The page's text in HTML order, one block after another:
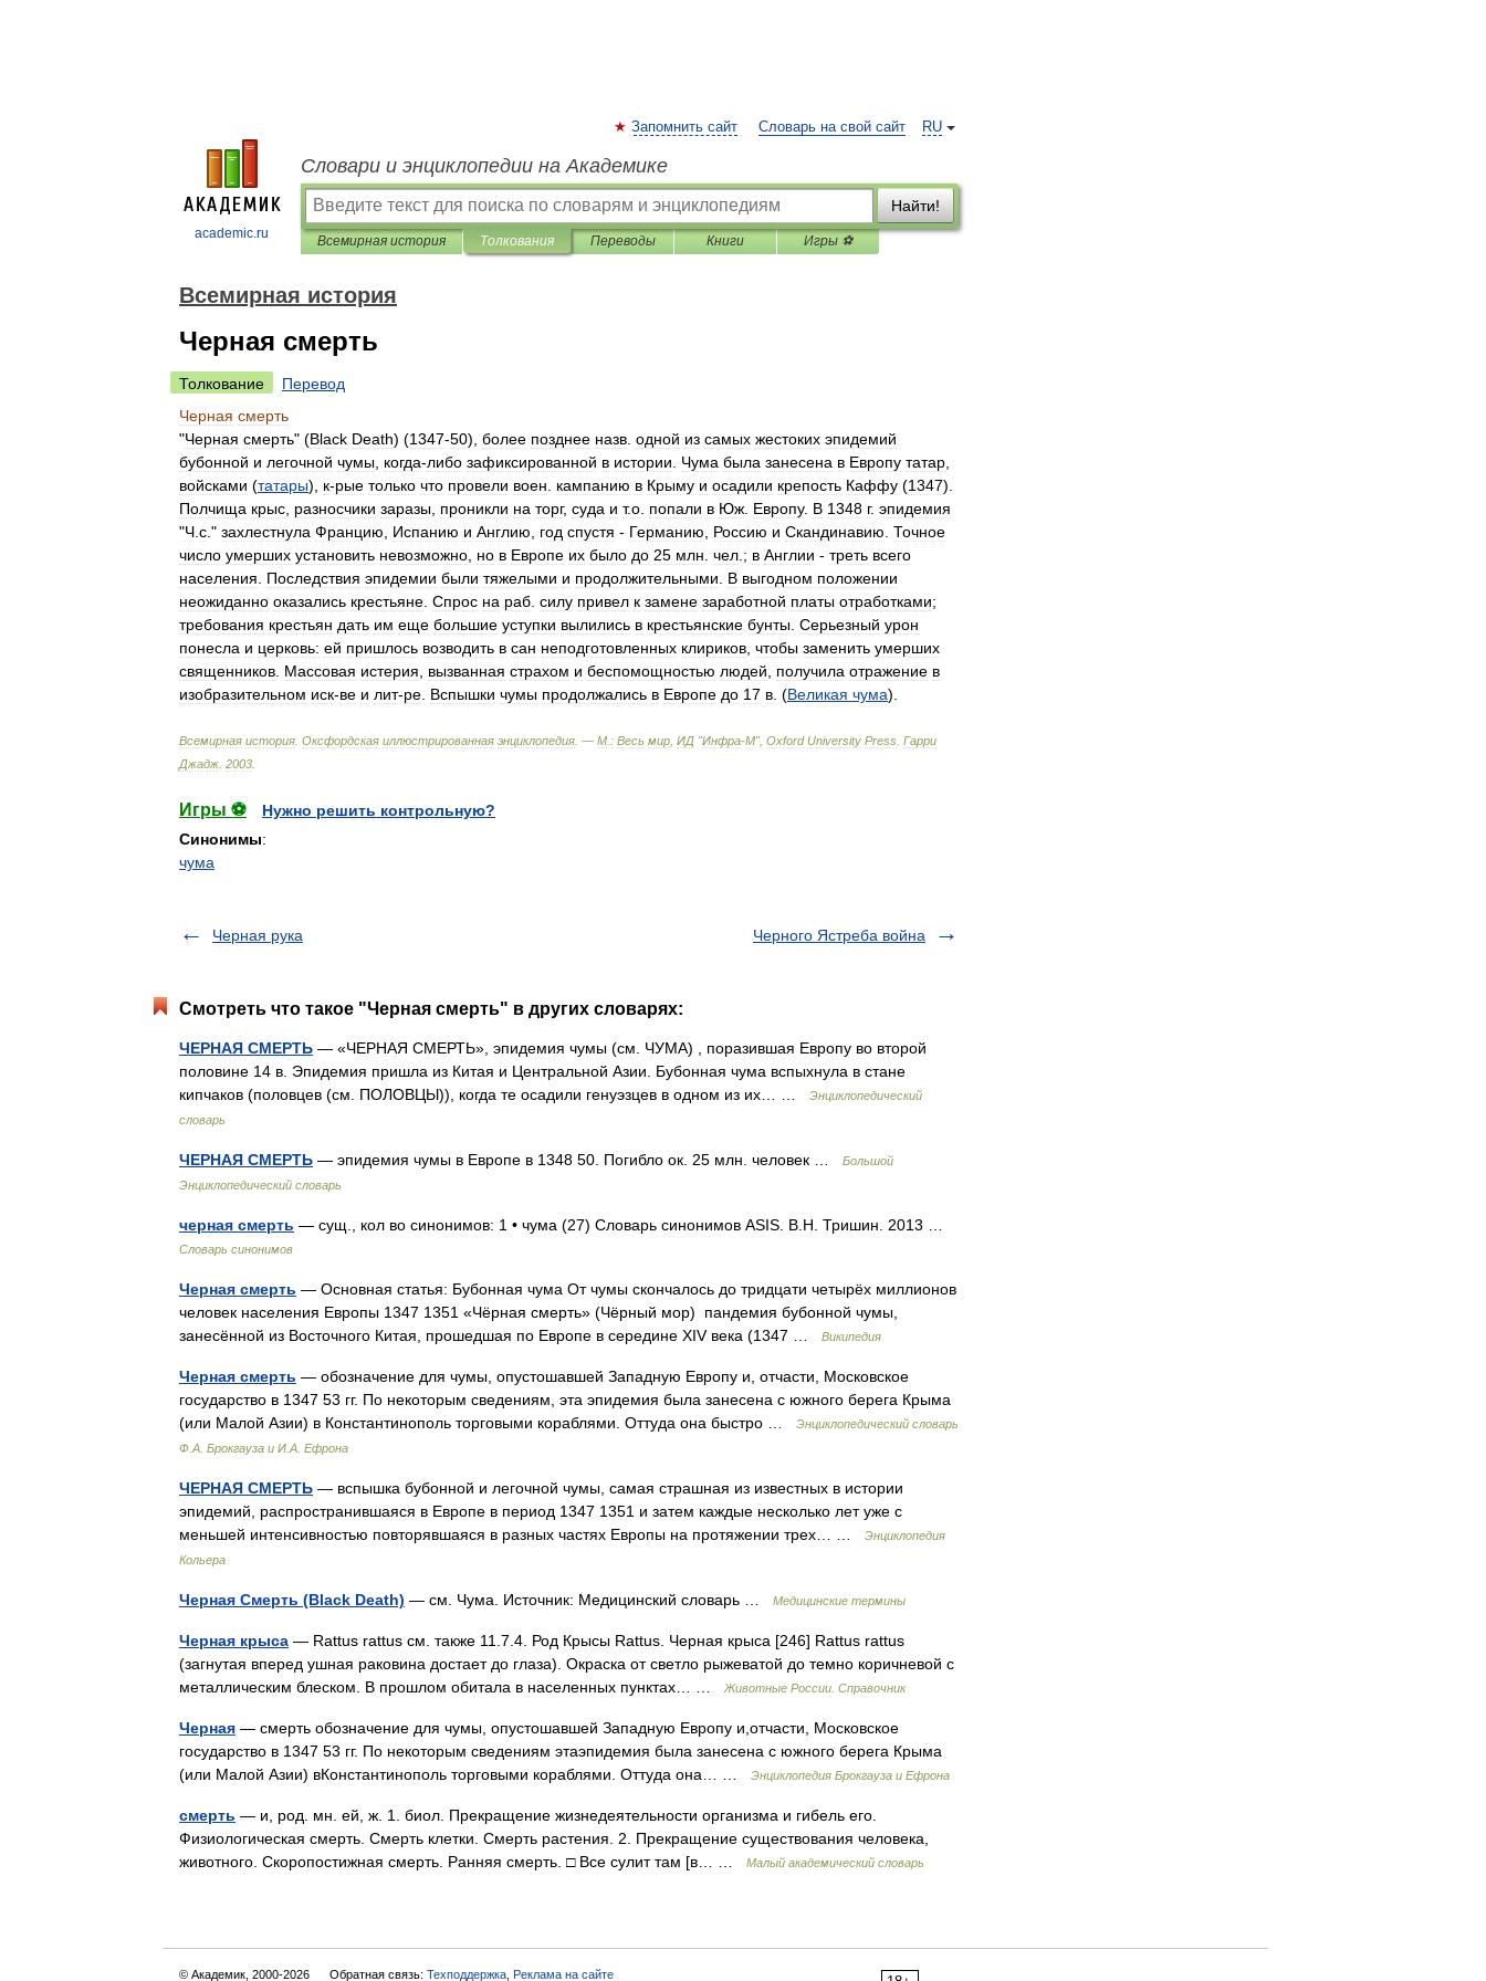
academic.ru
RU
Запомнить сайт Словарь на свой сайт
Словари и энциклопедии на Академике
Найти!
Всемирная история Толкования Переводы Книги Игры ⚽
Всемирная история
Черная смерть
Толкование
Перевод
Черная смерть
"Черная смерть" (Black Death) (1347-50), более позднее назв одной из самых жестоких эпидемий
бубонной и легочной чумы когда-либо зафиксированной в истории Чума была занесена в Европу татар
войсками (татары), к-рые только что провели воен кампанию в Крыму и осадили крепость Каффу (1347).
Полчища крыс разносчики заразы проникли на торг, суда и т.о попали в Юж Европу. В 1348 г. эпидемия
"Ч с ." захлестнула Францию Испанию и Англию год спустя - Германию Россию и Скандинавию Точное
число умерших установить невозможно но в Европе их было до 25 млн чел .; в Англии - треть всего
населения
Последствия эпидемии были тяжелыми и продолжительными В выгодном положении
неожиданно оказались крестьяне Спрос на раб силу привел к замене заработной платы отработками;
требования крестьян дать им еще большие уступки вылились в крестьянские бунты Серьезный урон
понесла и церковь: ей пришлось возводить в сан неподготовленных клириков чтобы заменить умерших
священников Массовая истерия вызванная страхом и беспомощностью людей получила отражение в
изобразительном иск-ве и лит-ре Вспышки чумы продолжались в Европе до 17 в . (Великая чума).
Всемирная история Оксфордская иллюстрированная энциклопедия . — М : Весь мир ИД "Инфра-М", Oxford University Press Гарри
Джадж 2003
Игры ⚽
Нужно решить контрольную?
Синонимы:
чума
Черная рука Черного Ястреба война
Смотреть что такое "Черная смерть" в других словарях:
ЧЕРНАЯ СМЕРТЬ — «ЧЕРНАЯ СМЕРТЬ», эпидемия чумы (см. ЧУМА) , поразившая Европу во второй
половине 14 в. Эпидемия пришла из Китая и Центральной Азии. Бубонная чума вспыхнула в стане
кипчаков (половцев (см. ПОЛОВЦЫ)), когда те осадили генуэзцев в одном из их… …
Энциклопедический
словарь
ЧЕРНАЯ СМЕРТЬ — эпидемия чумы в Европе в 1348 50. Погибло ок. 25 млн. человек …
Большой
Энциклопедический словарь
черная смерть — сущ., кол во синонимов: 1 • чума (27) Словарь синонимов ASIS. В.Н. Тришин. 2013 …
Словарь синонимов
Черная смерть — Основная статья: Бубонная чума От чумы скончалось до тридцати четырёх миллионов
человек населения Европы 1347 1351 «Чёрная смерть» (Чёрный мор) пандемия бубонной чумы,
занесённой из Восточного Китая, прошедшая по Европе в середине XIV века (1347 …
Википедия
Черная смерть — обозначение для чумы, опустошавшей Западную Европу и, отчасти, Московское
государство в 1347 53 гг. По некоторым сведениям, эта эпидемия была занесена с южного берега Крыма
(или Малой Азии) в Константинополь торговыми кораблями. Оттуда она быстро …
Энциклопедический словарь
Ф.А. Брокгауза и И.А. Ефрона
ЧЕРНАЯ СМЕРТЬ — вспышка бубонной и легочной чумы, самая страшная из известных в истории
эпидемий, распространившаяся в Европе в период 1347 1351 и затем каждые несколько лет уже с
меньшей интенсивностью повторявшаяся в разных частях Европы на протяжении трех… …
Энциклопедия
Кольера
Черная Смерть (Black Death) — см. Чума. Источник: Медицинский словарь … Медицинские термины
Черная крыса — Rattus rattus см. также 11.7.4. Род Крысы Rattus. Черная крыса [246] Rattus rattus
(загнутая вперед ушная раковина достает до глаза). Окраска от светло рыжеватой до темно коричневой с
металлическим блеском. В прошлом обитала в населенных пунктах… …
Животные России. Справочник
Черная — смерть обозначение для чумы, опустошавшей Западную Европу и,отчасти, Московское
государство в 1347 53 гг. По некоторым сведениям этаэпидемия была занесена с южного берега Крыма
(или Малой Азии) вКонстантинополь торговыми кораблями. Оттуда она… …
Энциклопедия Брокгауза и Ефрона
смерть — и, род. мн. ей, ж. 1. биол. Прекращение жизнедеятельности организма и гибель его.
Физиологическая смерть. Смерть клетки. Смерть растения. 2. Прекращение существования человека,
животного. Скоропостижная смерть. Ранняя смерть. □ Все сулит там [в… …
Малый академический словарь
© Академик, 2000-2026 Обратная связь: Техподдержка Реклама на сайте